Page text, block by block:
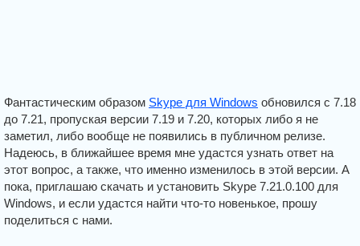
Фантастическим образом Skype для Windows обновился с 7.18
до 7.21, пропуская версии 7.19 и 7.20, которых либо я не
заметил, либо вообще не появились в публичном релизе.
Надеюсь, в ближайшее время мне удастся узнать ответ на
этот вопрос, а также, что именно изменилось в этой версии. А
пока, приглашаю скачать и установить Skype 7.21.0.100 для
Windows, и если удастся найти что-то новенькое, прошу
поделиться с нами.